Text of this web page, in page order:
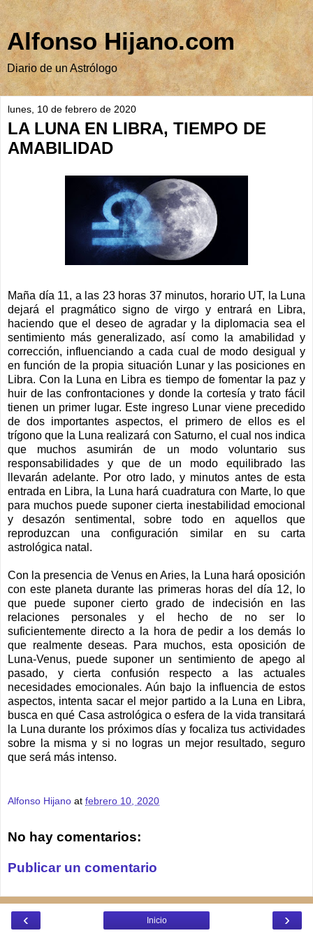
Alfonso Hijano.com
Diario de un Astrólogo
lunes, 10 de febrero de 2020
LA LUNA EN LIBRA, TIEMPO DE
AMABILIDAD
Maña día 11, a las 23 horas 37 minutos, horario UT, la Luna
dejará el pragmático signo de virgo y entrará en Libra,
haciendo que el deseo de agradar y la diplomacia sea el
sentimiento más generalizado, así como la amabilidad y
corrección, influenciando a cada cual de modo desigual y
en función de la propia situación Lunar y las posiciones en
Libra. Con la Luna en Libra es tiempo de fomentar la paz y
huir de las confrontaciones y donde la cortesía y trato fácil
tienen un primer lugar. Este ingreso Lunar viene precedido
de dos importantes aspectos, el primero de ellos es el
trígono que la Luna realizará con Saturno, el cual nos indica
que muchos asumirán de un modo voluntario sus
responsabilidades y que de un modo equilibrado las
llevarán adelante. Por otro lado, y minutos antes de esta
entrada en Libra, la Luna hará cuadratura con Marte, lo que
para muchos puede suponer cierta inestabilidad emocional
y desazón sentimental, sobre todo en aquellos que
reproduzcan una configuración similar en su carta
astrológica natal.
Con la presencia de Venus en Aries, la Luna hará oposición
con este planeta durante las primeras horas del día 12, lo
que puede suponer cierto grado de indecisión en las
relaciones personales y el hecho de no ser lo
suficientemente directo a la hora de pedir a los demás lo
que realmente deseas. Para muchos, esta oposición de
Luna-Venus, puede suponer un sentimiento de apego al
pasado, y cierta confusión respecto a las actuales
necesidades emocionales. Aún bajo la influencia de estos
aspectos, intenta sacar el mejor partido a la Luna en Libra,
busca en qué Casa astrológica o esfera de la vida transitará
la Luna durante los próximos días y focaliza tus actividades
sobre la misma y si no logras un mejor resultado, seguro
que será más intenso.
Alfonso Hijano at febrero 10, 2020
No hay comentarios:
Publicar un comentario
‹ ›
Inicio